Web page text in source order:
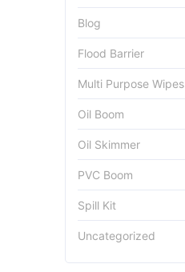
Blog
Flood Barrier
Multi Purpose Wipes
Oil Boom
Oil Skimmer
PVC Boom
Spill Kit
Uncategorized